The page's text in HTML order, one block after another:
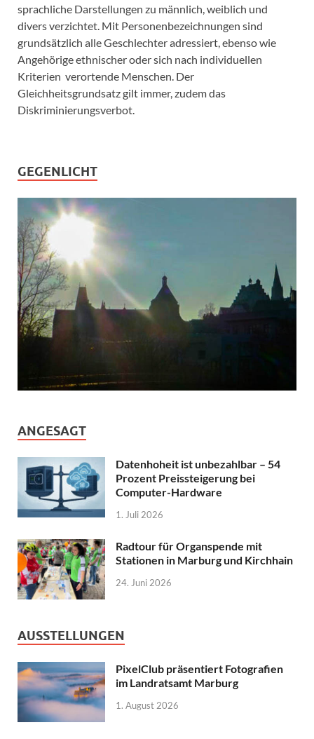
sprachliche Darstellungen zu männlich, weiblich und
divers verzichtet. Mit Personenbezeichnungen sind
grundsätzlich alle Geschlechter adressiert, ebenso wie
Angehörige ethnischer oder sich nach individuellen
Kriterien verortende Menschen. Der
Gleichheitsgrundsatz gilt immer, zudem das
Diskriminierungsverbot.
GEGENLICHT
ANGESAGT
Datenhoheit ist unbezahlbar – 54
Prozent Preissteigerung bei
Computer-Hardware
1. Juli 2026
Radtour für Organspende mit
Stationen in Marburg und Kirchhain
24. Juni 2026
AUSSTELLUNGEN
PixelClub präsentiert Fotografien
im Landratsamt Marburg
1. August 2026